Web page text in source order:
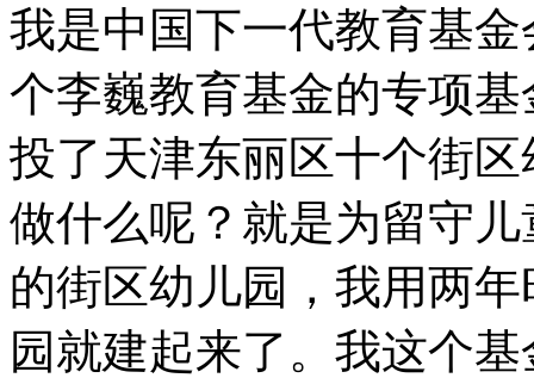
我是中国下一代教育基
个李巍教育基金的专项
投了天津东丽区十个街
做什么呢？就是为留守
的街区幼儿园，我用两
园就建起来了。我这个